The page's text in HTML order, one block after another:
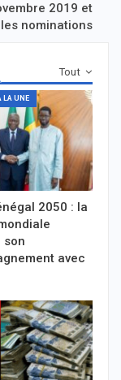
2019 et
les nominations
Tout
LA UNE
2050 : la
son
avec